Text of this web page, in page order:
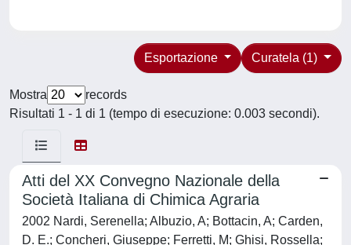
Curatela (1)
Esportazione
Mostra
records
Risultati 1 - 1 di 1 (tempo di esecuzione: 0.003 secondi).
Atti del XX Convegno Nazionale della
Società Italiana di Chimica Agraria
2002 Nardi, Serenella; Albuzio, A; Bottacin, A; Carden,
D. E.; Concheri, Giuseppe; Ferretti, M; Ghisi, Rossella;